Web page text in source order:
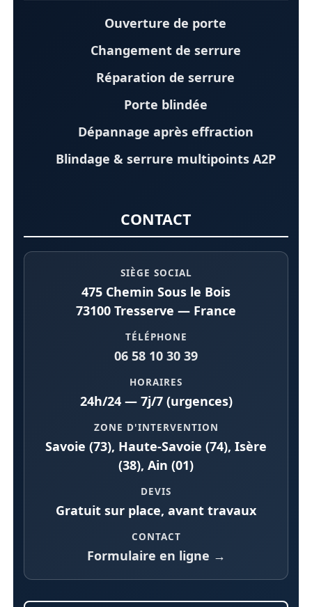
Ouverture de porte
Changement de serrure
Réparation de serrure
Porte blindée
Dépannage après effraction
Blindage & serrure multipoints A2P
CONTACT
SIÈGE SOCIAL
475 Chemin Sous le Bois
73100 Tresserve — France
TÉLÉPHONE
06 58 10 30 39
HORAIRES
24h/24 — 7j/7 (urgences)
ZONE D'INTERVENTION
Savoie (73), Haute-Savoie (74), Isère
(38), Ain (01)
DEVIS
Gratuit sur place, avant travaux
CONTACT
Formulaire en ligne →